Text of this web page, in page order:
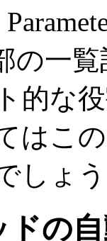
の一
的な
はこの
しょ
ドの